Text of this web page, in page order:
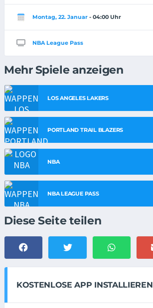
Montag, 22. Januar - 04:00 Uhr
NBA League Pass
Mehr Spiele anzeigen
LOS ANGELES LAKERS
PORTLAND TRAIL BLAZERS
NBA
NBA LEAGUE PASS
Diese Seite teilen
KOSTENLOSE APP INSTALLIEREN